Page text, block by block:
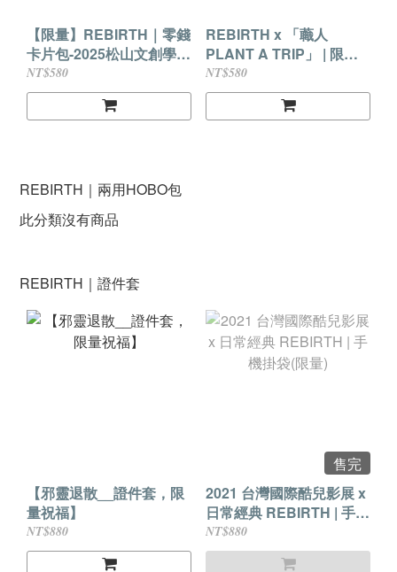
【限量】REBIRTH｜零錢
卡片包-2025松山文創學園
祭 逐光啟程
NT$580
REBIRTH x 「蘵人
PLANT A TRIP」 | 限量
零錢包
NT$580
REBIRTH｜兩用HOBO包
此分類沒有商品
REBIRTH｜證件套
【邪靈退散__證件套，限
量祝福】
NT$880
售完
2021 台灣國際酷兒影展 x
日常經典 REBIRTH | 手機
掛袋(限量)
NT$880